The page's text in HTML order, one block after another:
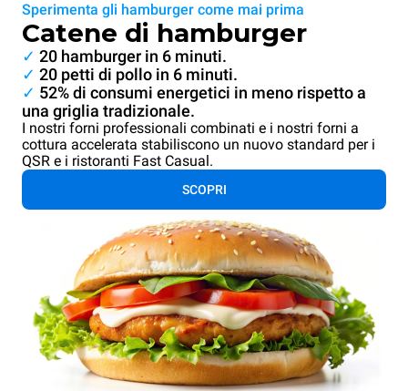
Sperimenta gli hamburger come mai prima
Catene di hamburger
✓ 20 hamburger in 6 minuti.
✓ 20 petti di pollo in 6 minuti.
✓ 52% di consumi energetici in meno rispetto a
una griglia tradizionale.
I nostri forni professionali combinati e i nostri forni a
cottura accelerata stabiliscono un nuovo standard per i
QSR e i ristoranti Fast Casual.
SCOPRI